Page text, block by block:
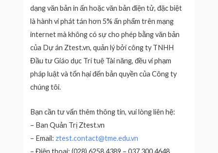
dạng văn bản in ấn hoặc văn bản điện tử, đặc biệt
là hành vi phát tán hơn 5% ấn phẩm trên mạng
internet mà không có sự cho phép bằng văn bản
của Dự án Ztest.vn, quản lý bởi công ty TNHH
Đầu tư Giáo dục Trí tuệ Tài năng, đều vi phạm
pháp luật và tổn hại đến bản quyền của Công ty
chúng tôi.
Bạn cần tư vấn thêm thông tin, vui lòng liên hệ:
– Ban Quản Trị Ztest.vn
– Email: ztest.contact@tme.edu.vn
– Điện thoại: (028) 6258 4389 – 037 300 4648